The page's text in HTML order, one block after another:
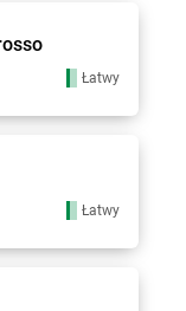
Łatwy
Łatwy